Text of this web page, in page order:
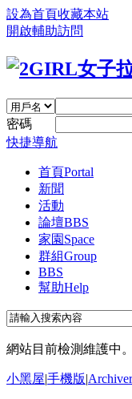
設為首頁收藏本站
開啟輔助訪問
密碼
快捷導航
首頁Portal
新聞
活動
論壇BBS
家園 Space
群組Group
BBS
幫助Help
網站目前檢測維護中。
小黑屋|手機版|Archiver